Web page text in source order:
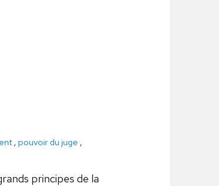
, pouvoir du juge ,
principes de la